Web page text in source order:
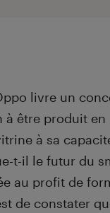
livre un
à être produit
à sa
t-il le futur du
au profit de
de constater